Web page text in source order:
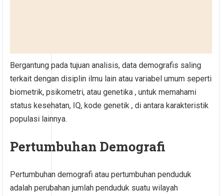
Bergantung pada tujuan analisis, data demografis saling
terkait dengan disiplin ilmu lain atau variabel umum seperti
biometrik, psikometri, atau genetika , untuk memahami
status kesehatan, IQ, kode genetik , di antara karakteristik
populasi lainnya.
Pertumbuhan Demografi
Pertumbuhan demografi atau pertumbuhan penduduk
adalah perubahan jumlah penduduk suatu wilayah